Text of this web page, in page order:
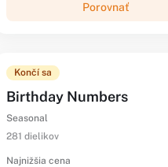
Porovnať
Končí sa
Birthday Numbers
Seasonal
281 dielikov
Najnižšia cena